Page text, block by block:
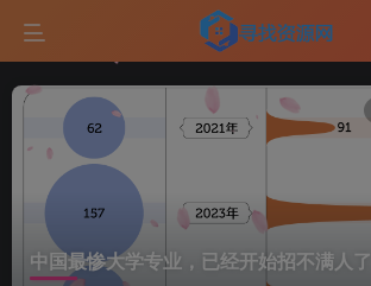
中国最惨大学专业，已经开始招不满人了